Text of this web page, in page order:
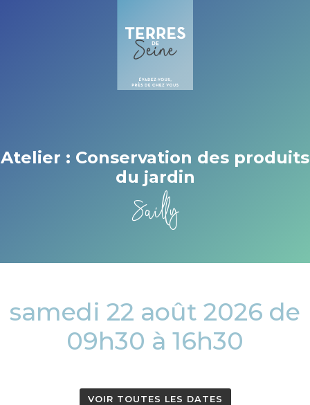
Atelier : Conservation des produits
du jardin
Sailly
samedi 22 août 2026 de
09h30 à 16h30
VOIR TOUTES LES DATES